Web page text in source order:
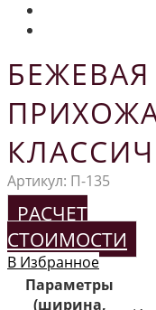
БЕЖЕВАЯ
Артикул: П-135
РАСЧЕТ
СТОИМОСТИ
В Избранное
Параметры
(ширина,